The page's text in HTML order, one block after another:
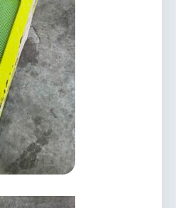
de 8h30 à 12h et